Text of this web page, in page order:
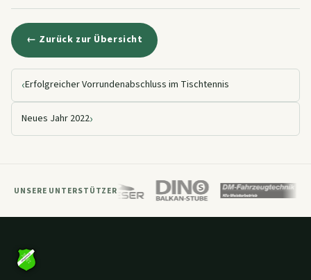
← Zurück zur Übersicht
‹Erfolgreicher Vorrundenabschluss im Tischtennis
Neues Jahr 2022›
UNSERE UNTERSTÜTZER